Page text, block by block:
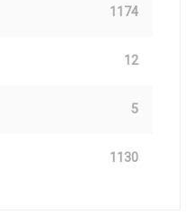
1174
12
5
1130